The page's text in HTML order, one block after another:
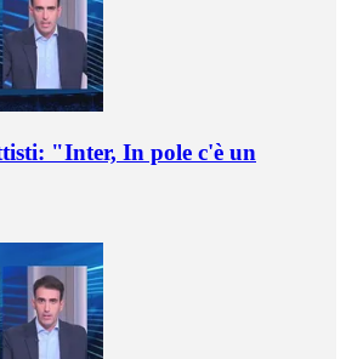
"Inter, In pole c'è un